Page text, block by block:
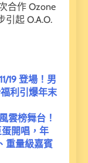
合作 Ozone
引起 O.A.O.
19 登場！男
利引爆年末
雲榜舞台！
蛋開唱，年
重量級嘉賓